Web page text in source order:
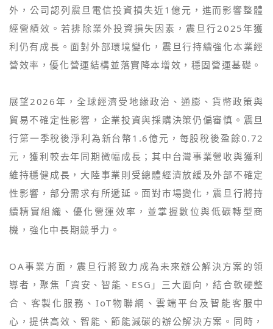
外，公司認列震旦電信投資損失近1億元，進而影響整體
經營績效。若排除業外投資損失因素，震旦行2025年獲
利仍有成長。面對外部環境變化，震旦行持續強化本業經
營效率，優化營運結構並落實降本增效，穩固營運基礎。
展望2026年，全球經濟受地緣政治、通膨、貨幣政策與
貿易不確定性影響，企業投資與採購決策仍偏審慎。震旦
行第一季稅後淨利為新台幣1.6億元，每股稅後盈餘0.72
元，獲利較去年同期微幅成長；其中台灣事業營收與獲利
維持穩健成長，大陸事業則受總體經濟放緩及外部不確定
性影響，部分需求有所遞延。面對市場變化，震旦行將持
續精實組織、優化營運效率，並掌握數位與低碳轉型商
機，強化中長期競爭力。
OA事業方面，震旦行將致力成為未來辦公解決方案的領
導者，聚焦「資安、智能、ESG」三大面向，結合軟硬整
合、客製化服務、IoT物聯網、雲端平台及智能客服中
心，提供高效、智能、節能減碳的辦公解決方案。同時，